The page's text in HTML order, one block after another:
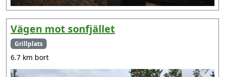
Vägen mot sonfjället
Grillplats
6.7 km bort